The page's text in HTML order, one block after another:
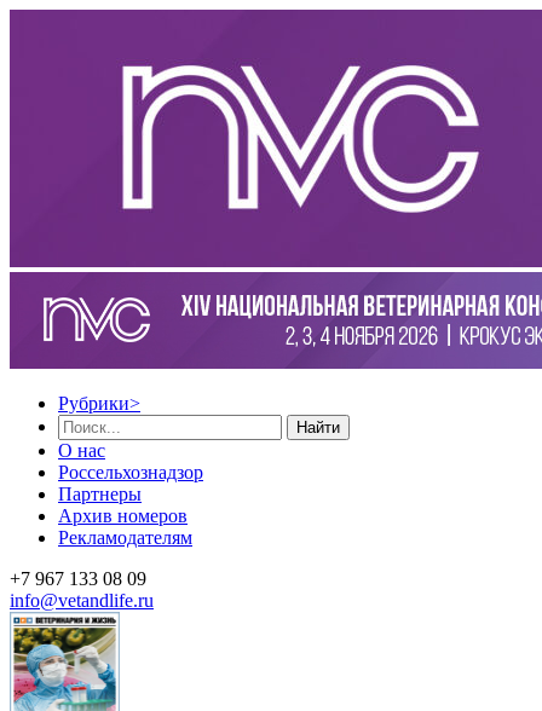
Рубрики>
Найти
О нас
Россельхознадзор
Партнеры
Архив номеров
Рекламодателям
+7 967 133 08 09
info@vetandlife.ru